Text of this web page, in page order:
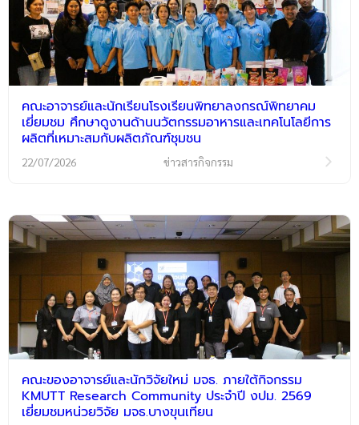
คณะอาจารย์และนักเรียนโรงเรียนพิทยาลงกรณ์พิทยาคม
เยี่ยมชม ศึกษาดูงานด้านนวัตกรรมอาหารและเทคโนโลยีการ
ผลิตที่เหมาะสมกับผลิตภัณฑ์ชุมชน
22/07/2026 ข่าวสารกิจกรรม
คณะของอาจารย์และนักวิจัยใหม่ มจธ. ภายใต้กิจกรรม
KMUTT Research Community ประจำปี งปม. 2569
เยี่ยมชมหน่วยวิจัย มจธ.บางขุนเทียน